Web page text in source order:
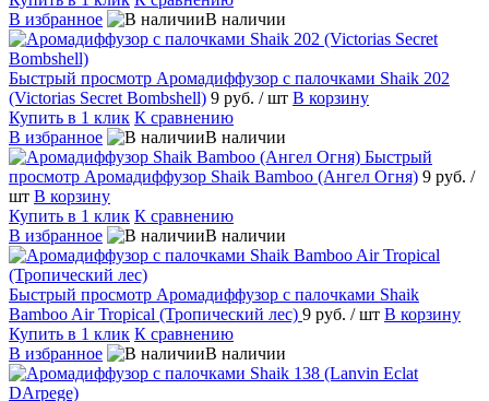
В избранное
В наличии
Быстрый просмотр Аромадиффузор с палочками Shaik 202
(Victorias Secret Bombshell) 9 руб. / шт В корзину
Купить в 1 клик К сравнению
В избранное
В наличии
Быстрый
просмотр Аромадиффузор Shaik Bamboo (Ангел Огня) 9 руб. /
шт В корзину
Купить в 1 клик К сравнению
В избранное
В наличии
Быстрый просмотр Аромадиффузор с палочками Shaik
Bamboo Air Tropical (Тропический лес) 9 руб. / шт В корзину
Купить в 1 клик К сравнению
В избранное
В наличии